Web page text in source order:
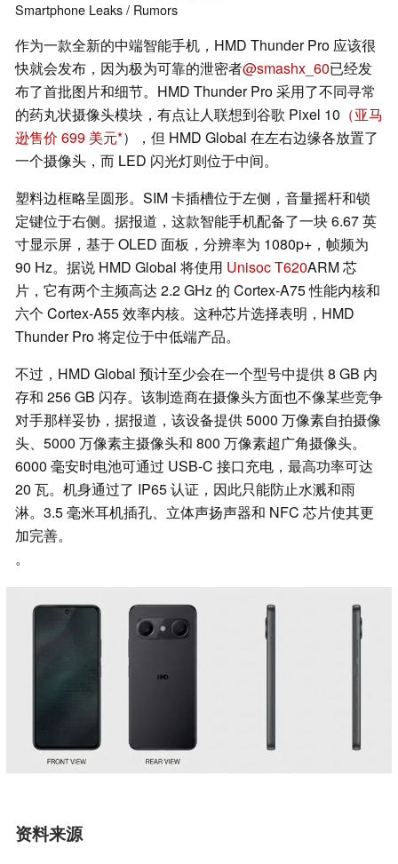
Smartphone Leaks / Rumors
作为一款全新的中端智能手机，HMD Thunder Pro 应该很
快就会发布，因为极为可靠的泄密者@smashx_60已经发
布了首批图片和细节。HMD Thunder Pro 采用了不同寻常
的药丸状摄像头模块，有点让人联想到谷歌 Pixel 10 （亚马
逊售价 699 美元 ），但 HMD Global 在左右边缘各放置了
一个摄像头，而 LED 闪光灯则位于中间。
塑料边框略呈圆形。SIM 卡插槽位于左侧，音量摇杆和锁
定键位于右侧。据报道，这款智能手机配备了一块 6.67 英
寸显示屏，基于 OLED 面板，分辨率为 1080p+，帧频为
90 Hz。据说 HMD Global 将使用 Unisoc T620ARM 芯
片，它有两个主频高达 2.2 GHz 的 Cortex-A75 性能内核和
六个 Cortex-A55 效率内核。这种芯片选择表明，HMD
Thunder Pro 将定位于中低端产品。
不过，HMD Global 预计至少会在一个型号中提供 8 GB 内
存和 256 GB 闪存。该制造商在摄像头方面也不像某些竞争
对手那样妥协，据报道，该设备提供 5000 万像素自拍摄像
头、5000 万像素主摄像头和 800 万像素超广角摄像头。
6000 毫安时电池可通过 USB-C 接口充电，最高功率可达
20 瓦。机身通过了 IP65 认证，因此只能防止水溅和雨
淋。3.5 毫米耳机插孔、立体声扬声器和 NFC 芯片使其更
加完善。
。
资料来源